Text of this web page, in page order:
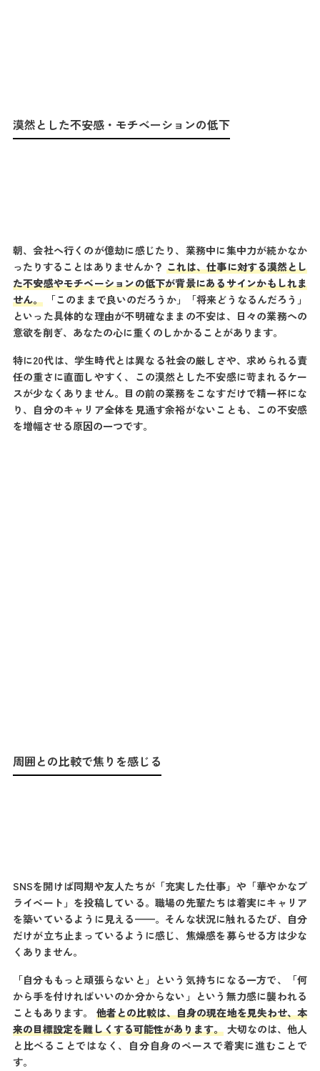
漠然とした不安感・モチベーションの低下
朝、会社へ行くのが億劫に感じたり、業務中に集中力が続かなか
ったりすることはありませんか？これは、仕事に対する漠然とし
た不安感やモチベーションの低下が背景にあるサインかもしれま
せん。 「このままで良いのだろうか」「将来どうなるんだろう」
といった具体的な理由が不明確なままの不安は、日々の業務への
意欲を削ぎ、あなたの心に重くのしかかることがあります。
特に20代は、学生時代とは異なる社会の厳しさや、求められる責
任の重さに直面しやすく、この漠然とした不安感に苛まれるケー
スが少なくありません。目の前の業務をこなすだけで精一杯にな
り、自分のキャリア全体を見通す余裕がないことも、この不安感
を増幅させる原因の一つです。
周囲との比較で焦りを感じる
SNSを開けば同期や友人たちが「充実した仕事」や「華やかなプ
ライベート」を投稿している。職場の先輩たちは着実にキャリア
を築いているように見える——。そんな状況に触れるたび、自分
だけが立ち止まっているように感じ、焦燥感を募らせる方は少な
くありません。
「自分ももっと頑張らないと」という気持ちになる一方で、「何
から手を付ければいいのか分からない」という無力感に襲われる
こともあります。 他者との比較は、自身の現在地を見失わせ、本
来の目標設定を難しくする可能性があります。 大切なのは、他人
と比べることではなく、自分自身のペースで着実に進むことで
す。